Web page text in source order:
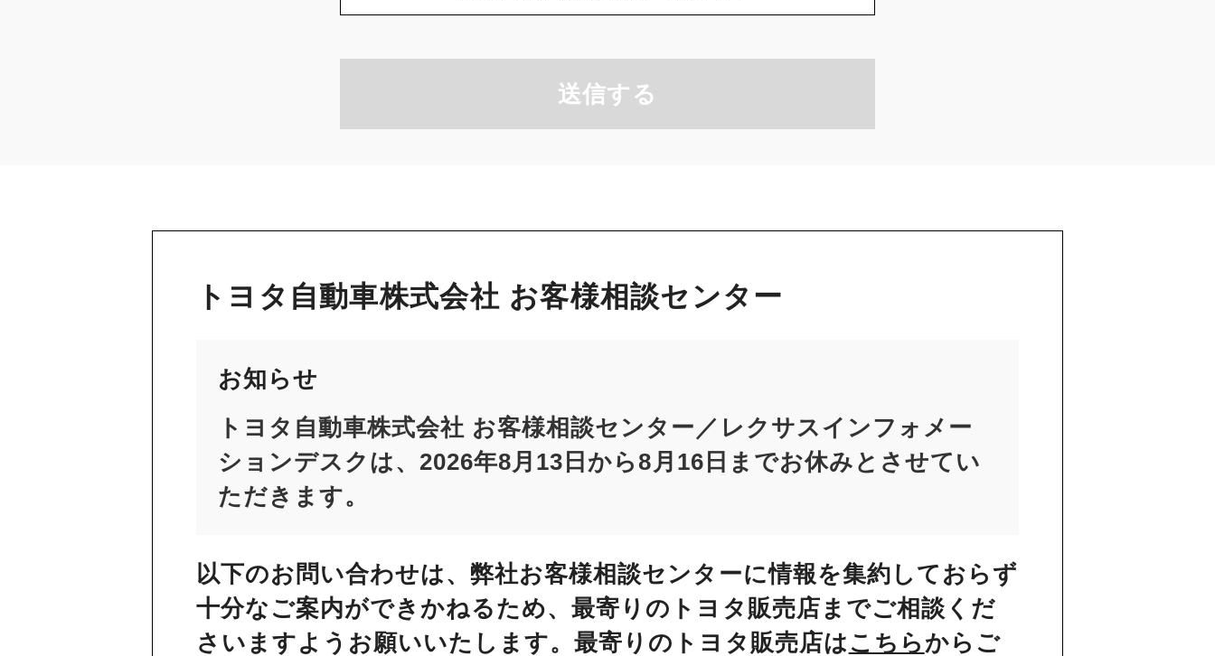
送信する
トヨタ自動車株式会社 お客様相談センター
お知らせ
トヨタ自動車株式会社 お客様相談センター／レクサスインフォメー
ションデスクは、2026年8月13日から8月16日までお休みとさせてい
ただきます。
以下のお問い合わせは、弊社お客様相談センターに情報を集約しておらず
十分なご案内ができかねるため、最寄りのトヨタ販売店までご相談くだ
さいますようお願いいたします。最寄りのトヨタ販売店は こちら からご